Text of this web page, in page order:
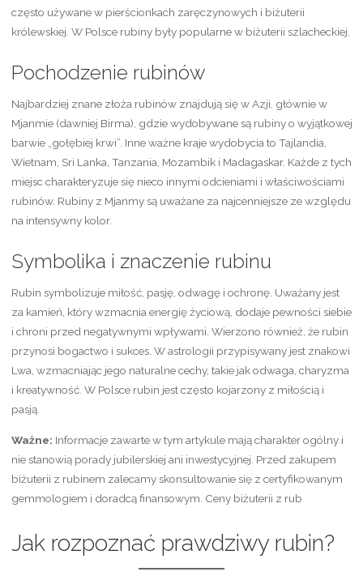
często używane w pierścionkach zaręczynowych i biżuterii
królewskiej. W Polsce rubiny były popularne w biżuterii szlacheckiej.
Pochodzenie rubinów
Najbardziej znane złoża rubinów znajdują się w Azji, głównie w
Mjanmie (dawniej Birma), gdzie wydobywane są rubiny o wyjątkowej
barwie „gołębiej krwi”. Inne ważne kraje wydobycia to Tajlandia,
Wietnam, Sri Lanka, Tanzania, Mozambik i Madagaskar. Każde z tych
miejsc charakteryzuje się nieco innymi odcieniami i właściwościami
rubinów. Rubiny z Mjanmy są uważane za najcenniejsze ze względu
na intensywny kolor.
Symbolika i znaczenie rubinu
Rubin symbolizuje miłość, pasję, odwagę i ochronę. Uważany jest
za kamień, który wzmacnia energię życiową, dodaje pewności siebie
i chroni przed negatywnymi wpływami. Wierzono również, że rubin
przynosi bogactwo i sukces. W astrologii przypisywany jest znakowi
Lwa, wzmacniając jego naturalne cechy, takie jak odwaga, charyzma
i kreatywność. W Polsce rubin jest często kojarzony z miłością i
pasją.
Ważne: Informacje zawarte w tym artykule mają charakter ogólny i
nie stanowią porady jubilerskiej ani inwestycyjnej. Przed zakupem
biżuterii z rubinem zalecamy skonsultowanie się z certyfikowanym
gemmologiem i doradcą finansowym. Ceny biżuterii z rub
Jak rozpoznać prawdziwy rubin?